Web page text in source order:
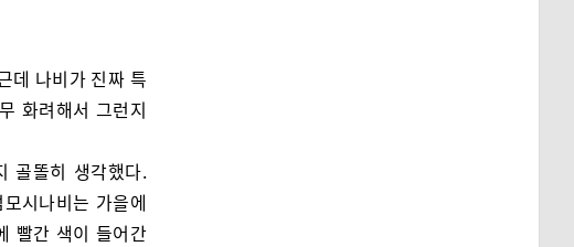
데 나비가 진짜 특
화려해서 그런지
골똘히 생각했다.
시나비는 가을에
빨간 색이 들어간